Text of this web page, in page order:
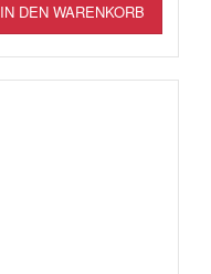
IN DEN WARENKORB